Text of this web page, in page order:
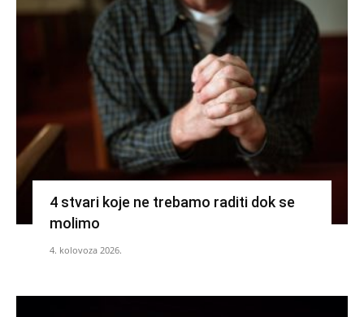
4 stvari koje ne trebamo raditi dok se
molimo
4. kolovoza 2026.